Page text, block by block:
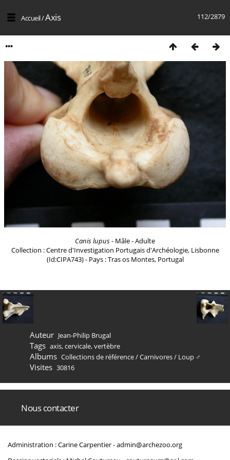
112/2879
Accueil/Axis
Canis lupus- Mâle - Adulte
Collection : Centre d'Investigation Portugais d'Archéologie, Lisbonne
(Id:CIPA743) - Pays : Tras os Montes, Portugal
Auteur Jean-Philip Brugal
Tags axis,cervicale,vertèbre
Albums Collections de référence/Carnivores/ Loup ♂
Visites 30816
Nous contacter
Administration : Carine Carpentier -admin@archezoo.org